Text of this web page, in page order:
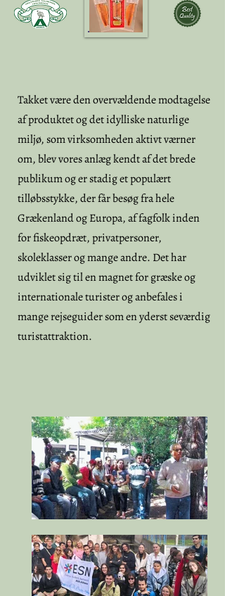
Takket være den overvældende modtagelse
af produktet og det idylliske naturlige
miljø, som virksomheden aktivt værner
om, blev vores anlæg kendt af det brede
publikum og er stadig et populært
tilløbsstykke, der får besøg fra hele
Grækenland og Europa, af fagfolk inden
for fiskeopdræt, privatpersoner,
skoleklasser og mange andre. Det har
udviklet sig til en magnet for græske og
internationale turister og anbefales i
mange rejseguider som en yderst seværdig
turistattraktion.